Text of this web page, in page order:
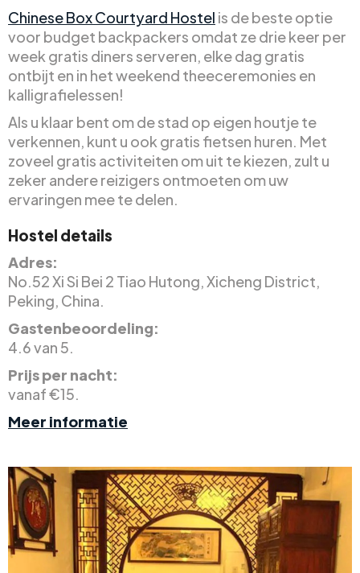
Chinese Box Courtyard Hostel is de beste optie
voor budget backpackers omdat ze drie keer per
week gratis diners serveren, elke dag gratis
ontbijt en in het weekend theeceremonies en
kalligrafielessen!
Als u klaar bent om de stad op eigen houtje te
verkennen, kunt u ook gratis fietsen huren. Met
zoveel gratis activiteiten om uit te kiezen, zult u
zeker andere reizigers ontmoeten om uw
ervaringen mee te delen.
Hostel details
Adres:
No.52 Xi Si Bei 2 Tiao Hutong, Xicheng District,
Peking, China.
Gastenbeoordeling:
4.6 van 5.
Prijs per nacht:
vanaf €15.
Meer informatie